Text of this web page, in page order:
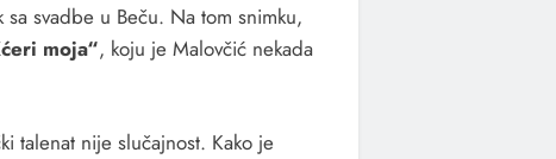
svadbe u Beču. Na tom snimku,
moja“, koju je Malovčić nekada
talenat nije slučajnost. Kako je